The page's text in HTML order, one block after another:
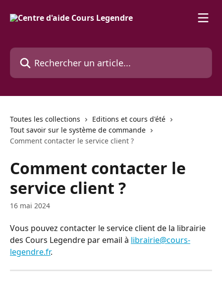
Rechercher un article...
Toutes les collections
Editions et cours d'été
Tout savoir sur le système de commande
Comment contacter le service client ?
Comment contacter le
service client ?
16 mai 2024
Vous pouvez contacter le service client de la librairie
des Cours Legendre par email à librairie@cours-
legendre.fr.